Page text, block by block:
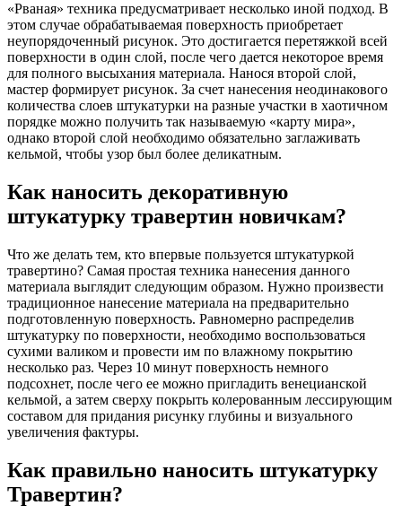
«Рваная» техника предусматривает несколько иной подход. В
этом случае обрабатываемая поверхность приобретает
неупорядоченный рисунок. Это достигается перетяжкой всей
поверхности в один слой, после чего дается некоторое время
для полного высыхания материала. Нанося второй слой,
мастер формирует рисунок. За счет нанесения неодинакового
количества слоев штукатурки на разные участки в хаотичном
порядке можно получить так называемую «карту мира»,
однако второй слой необходимо обязательно заглаживать
кельмой, чтобы узор был более деликатным.
Как наносить декоративную
штукатурку травертин новичкам?
Что же делать тем, кто впервые пользуется штукатуркой
травертино? Самая простая техника нанесения данного
материала выглядит следующим образом. Нужно произвести
традиционное нанесение материала на предварительно
подготовленную поверхность. Равномерно распределив
штукатурку по поверхности, необходимо воспользоваться
сухими валиком и провести им по влажному покрытию
несколько раз. Через 10 минут поверхность немного
подсохнет, после чего ее можно пригладить венецианской
кельмой, а затем сверху покрыть колерованным лессирующим
составом для придания рисунку глубины и визуального
увеличения фактуры.
Как правильно наносить штукатурку
Травертин?